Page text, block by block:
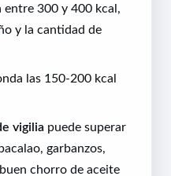
entre 300 y 400 kcal,
y la cantidad de
las 150-200 kcal
vigilia puede superar
garbanzos,
chorro de aceite